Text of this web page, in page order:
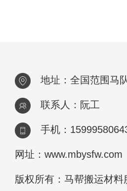
地址：全国范围马
联系人：阮工
手机：
网址：www.mbysfw.com
版权所有：马帮搬运材料